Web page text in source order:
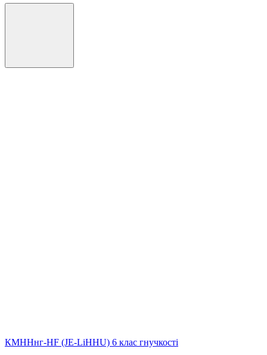
КМННнг-HF (JE-LiHНU) 6 клас гнучкості